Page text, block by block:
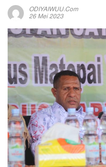
ODIYAIWUU.com
26 Mei 2023